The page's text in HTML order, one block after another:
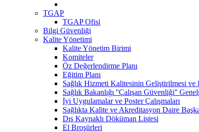
TGAP
TGAP Ofisi
Bilgi Güvenliği
Kalite Yönetimi
Kalite Yönetim Birimi
Komiteler
Öz Değerlendirme Planı
Eğitim Planı
Sağlık Hizmeti Kalitesinin Geliştirilmesi
Sağlık Bakanlığı ''Çalışan Güvenliği''
İyi Uygulamalar ve Poster Çalışmaları
Sağlıkta Kalite ve Akreditasyon Daire
Dış Kaynaklı Döküman Listesi
El Broşürleri